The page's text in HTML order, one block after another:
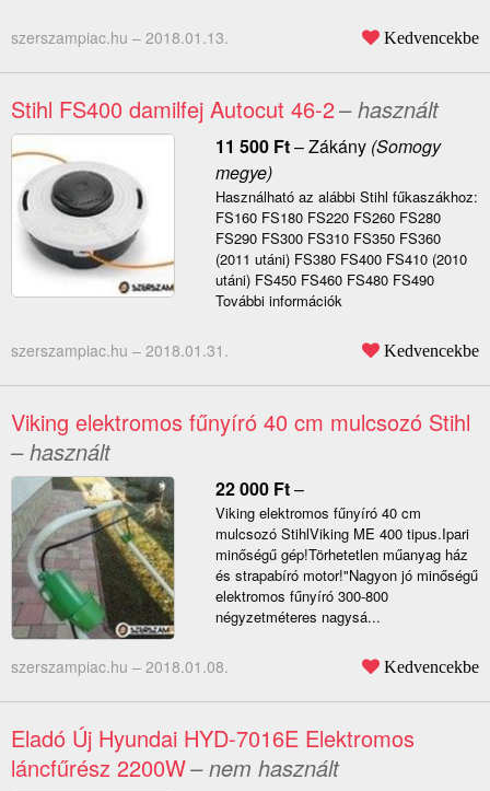
szerszampiac.hu – 2018.01.13. Kedvencekbe
Stihl FS400 damilfej Autocut 46-2– használt
11 500 Ft–Zákány(Somogy
megye)
Használható az alábbi Stihl fűkaszákhoz:
FS160 FS180 FS220 FS260 FS280
FS290 FS300 FS310 FS350 FS360
(2011 utáni) FS380 FS400 FS410 (2010
utáni) FS450 FS460 FS480 FS490
További információk
szerszampiac.hu – 2018.01.31. Kedvencekbe
Viking elektromos fűnyíró 40 cm mulcsozó Stihl
– használt
22 000 Ft–
Viking elektromos fűnyíró 40 cm
mulcsozó StihlViking ME 400 tipus.Ipari
minőségű gép!Törhetetlen műanyag ház
és strapabíró motor!"Nagyon jó minőségű
elektromos fűnyíró 300-800
négyzetméteres nagysá...
szerszampiac.hu – 2018.01.08. Kedvencekbe
Eladó Új Hyundai HYD-7016E Elektromos
láncfűrész 2200W– nem használt